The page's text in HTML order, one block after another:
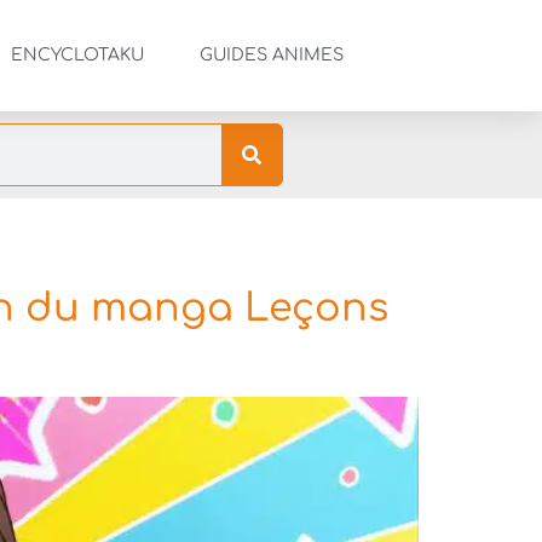
ENCYCLOTAKU GUIDES ANIMES
du manga Leçons